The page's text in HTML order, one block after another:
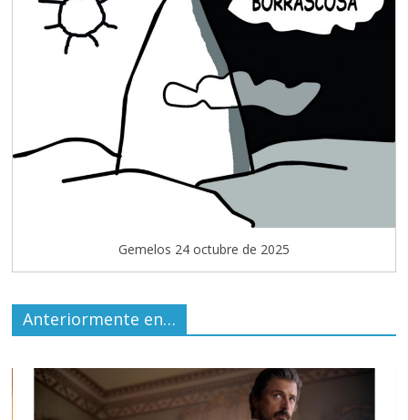
Gemelos 24 octubre de 2025
Anteriormente en…